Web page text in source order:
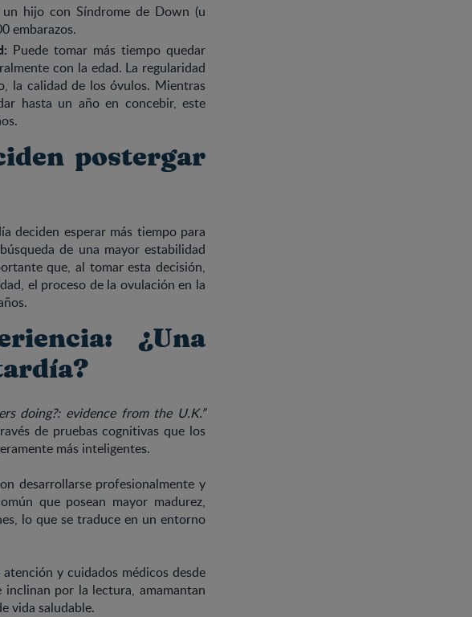
hijo con Síndrome de Down (u
embarazos.
Puede tomar más tiempo quedar
con la edad. La regularidad
la calidad de los óvulos. Mientras
hasta un año en concebir, este
postergar
deciden esperar más tiempo para
de una mayor estabilidad
que, al tomar esta decisión,
el proceso de la ovulación en la
¿Una
doing?: evidence from the U.K.”
de pruebas cognitivas que los
más inteligentes.
desarrollarse profesionalmente y
que posean mayor madurez,
lo que se traduce en un entorno
y cuidados médicos desde
inclinan por la lectura, amamantan
vida saludable.